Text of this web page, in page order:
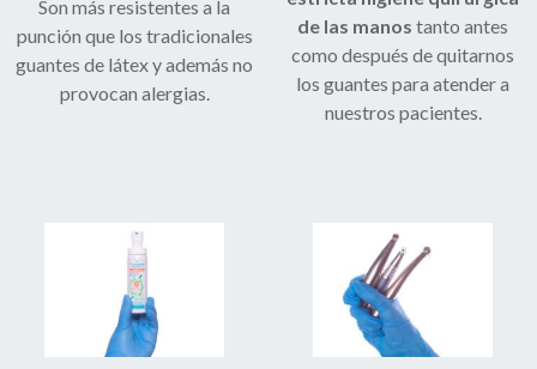
Son más resistentes a la
punción que los tradicionales
guantes de látex y además no
provocan alergias.
de las manos tanto antes
como después de quitarnos
los guantes para atender a
nuestros pacientes.